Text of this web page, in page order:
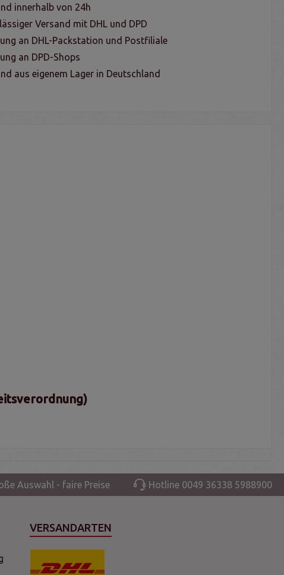
innerhalb von 24h
Versand mit DHL und DPD
an DHL-Packstation und Postfiliale
an DPD-Shops
aus eigenem Lager in Deutschland
Auswahl - faire Preise Hotline 0049 36338 5988900
VERSANDARTEN